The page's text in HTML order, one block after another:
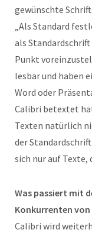
gewünschte
„Als Standard
als
Punkt
lesbar und haben
Word oder
Calibri betextet
Texten natürlich
der
sich nur auf Texte,
Was passiert mit
Konkurrenten von
Calibri wird